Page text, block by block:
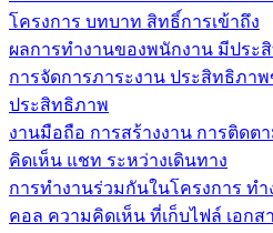
โครงการ บทบาท สิทธิ์การเข้าถึง
ผลการทำงานของพนักงาน มีประ
การจัดการภาระงาน ประสิทธิภา
ประสิทธิภาพ
งานมือถือ การสร้างงาน การติดต
คิดเห็น แชท ระหว่างเดินทาง
การทำงานร่วมกันในโครงการ ทํา
คอล ความคิดเห็น ที่เก็บไฟล์ เอกส